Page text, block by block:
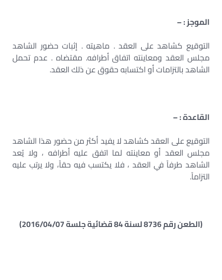
الموجز : –
التوقيع كشاهد على العقد . ماهيته . إثبات حضور الشاهد
مجلس العقد ومعاينته اتفاق أطرافه. مقتضاه . عدم تحمل
الشاهد بالتزامات أو اكتسابه حقوق عن ذلك العقد.
القاعدة : –
التوقيع على العقد كشاهد لا يفيد أكثر من حضور هذا الشاهد
مجلس العقد أو معاينته لما اتفق عليه أطرافه ، ولا يُعد
الشاهد طرفاً في العقد ، فلا يكتسب فيه حقاً، ولا يرتب عليه
التزاماً.
(الطعن رقم 8736 لسنة 84 قضائية جلسة 2016/04/07)